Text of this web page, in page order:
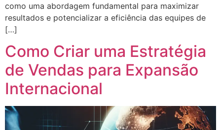
como uma abordagem fundamental para maximizar
resultados e potencializar a eficiência das equipes de
[…]
Como Criar uma Estratégia
de Vendas para Expansão
Internacional